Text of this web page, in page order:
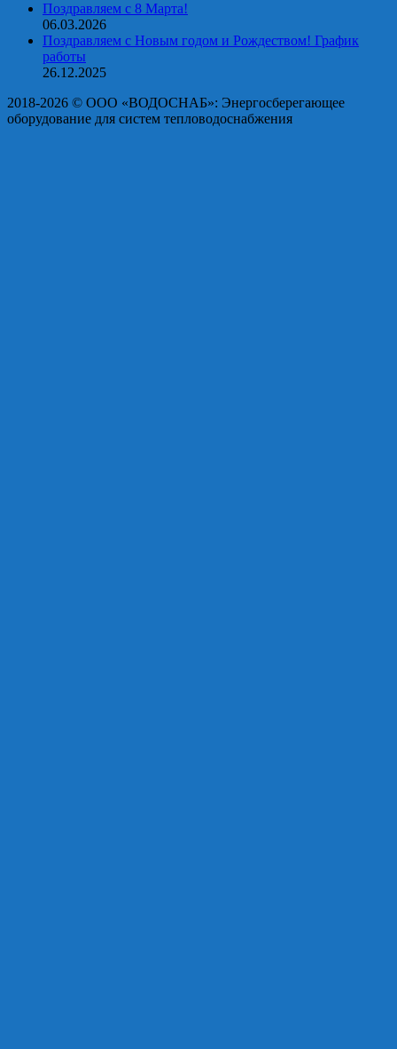
Поздравляем с 8 Марта!
06.03.2026
Поздравляем с Новым годом и Рождеством! График
работы
26.12.2025
2018-2026 © OOO «ВОДОСНАБ»: Энергосберегающее
оборудование для систем тепловодоснабжения